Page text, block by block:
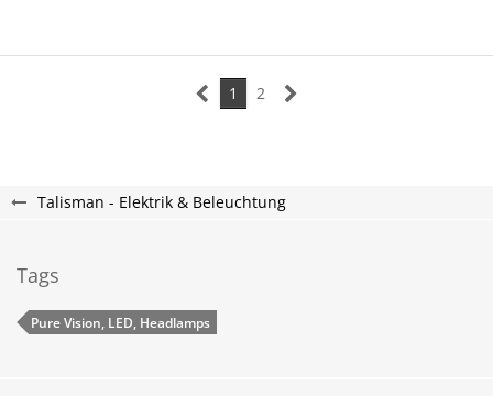
1 2
Talisman - Elektrik & Beleuchtung
Tags
Pure Vision, LED, Headlamps